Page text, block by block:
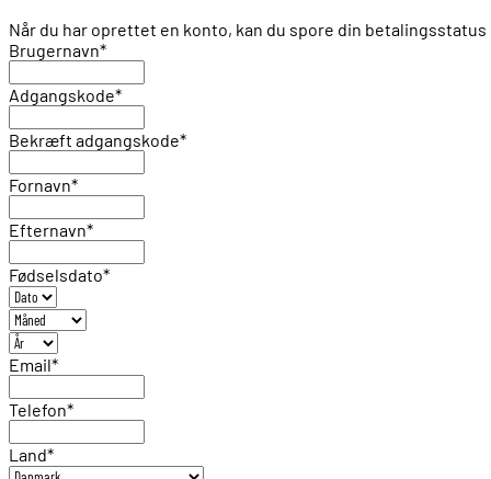
Når du har oprettet en konto, kan du spore din
Brugernavn*
Adgangskode*
Bekræft adgangskode*
Fornavn*
Efternavn*
Fødselsdato*
Email*
Telefon*
Land*